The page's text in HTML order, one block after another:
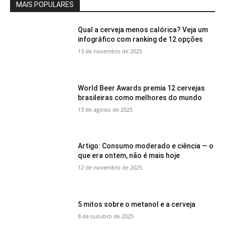
MAIS POPULARES
Qual a cerveja menos calórica? Veja um
infográfico com ranking de 12 opções
13 de novembro de 2025
World Beer Awards premia 12 cervejas
brasileiras como melhores do mundo
13 de agosto de 2025
Artigo: Consumo moderado e ciência — o
que era ontem, não é mais hoje
12 de novembro de 2025
5 mitos sobre o metanol e a cerveja
8 de outubro de 2025